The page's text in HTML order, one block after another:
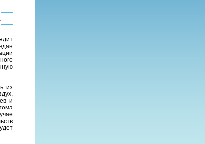
из
и